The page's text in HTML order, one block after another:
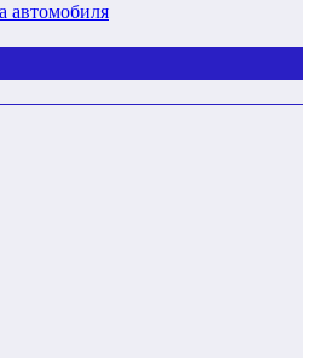
автомобиля